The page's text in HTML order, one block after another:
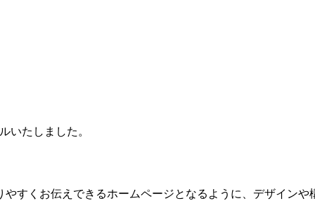
いたしました。
すくお伝えできるホームページとなるように、デザインや